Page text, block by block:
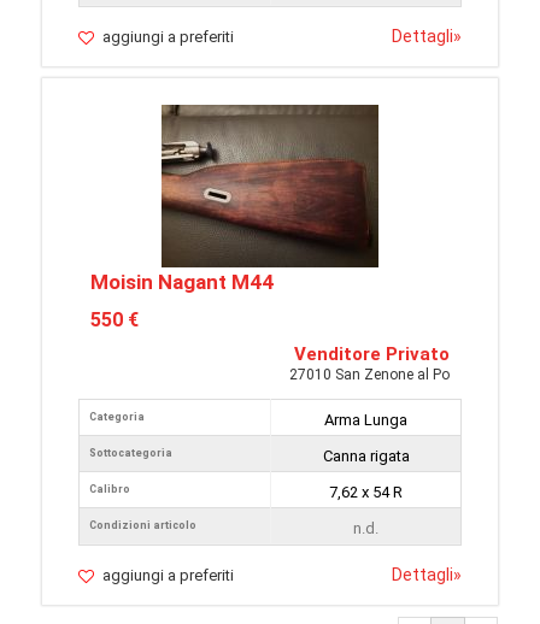
aggiungi a preferiti Dettagli»
Moisin Nagant M44
550 €
Venditore Privato
27010 San Zenone al Po
Categoria
Sottocategoria
Calibro
Condizioni articolo
Arma Lunga
Canna rigata
7,62 x 54 R
n.d.
aggiungi a preferiti Dettagli»